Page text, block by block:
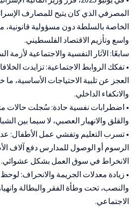
المصرفي الذي كان يتيح للمصارف
الخاصة بالسلطة دون مسؤولية قانونية،
واسع وتأزيم الاقتصاد الفلسطيني.
سابعًا: الآثار النفسية والاجتماعية لأزمة
• تفكك الروابط الاجتماعية: تزايدت
العجز عن تلبية الاحتياجات الأساسية، ما
والانكفاء الداخلي.
• اضطرابات نفسية حادة: سُجلت حالات
والقلق والانهيار العصبي، لا سيما بين
• تسرب التعليم وتفشي عمل الأطفال:
الرسوم أو الوصول للمدارس دفع آلاف
الانخراط في سوق العمل بشكل عشوائي.
• زيادة معدلات الجريمة والانحراف:
والنصب، تحت وطأة الفقر والبطالة
الاجتماعي.